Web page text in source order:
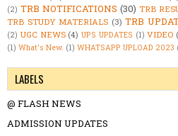
(2) TRB NOTIFICATIONS (30) TRB
TRB STUDY MATERIALS (3) TRB
(2) UGC NEWS (4) UPS UPDATES (1) VIDEO
(1) What's New. (1) WHATSAPP UPLOAD 2023
LABELS
@ FLASH NEWS
ADMISSION UPDATES